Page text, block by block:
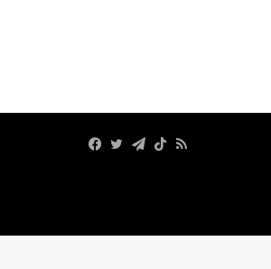
Facebook
Twitter
Telegram
TikTok
RSS